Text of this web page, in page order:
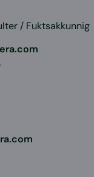
/ Fuktsakkunnig